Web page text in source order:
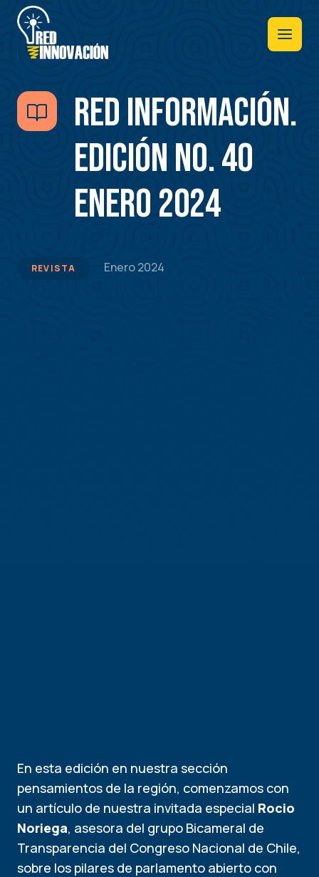
Pasar
contenido
principal
RED INFORMACIÓN.
Edición No. 40
Enero 2024
REVISTA Enero 2024
En esta edición en nuestra sección
pensamientos de la región, comenzamos con
un artículo de nuestra invitada especial Rocio
Noriega, asesora del grupo Bicameral de
Transparencia del Congreso Nacional de Chile,
sobre los pilares de parlamento abierto con